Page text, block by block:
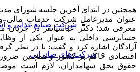
شرکت صنایع غذایی و
شرکت های صادراتی
همچنین در ابتدای آخرین جلسه شورای
عنوان مدیرعامل شرکت خدمات مالی و
معرفی شد؛ دکتر عباسیانفر در جریان
حسابرسی داخلی به عنوان یکی از
آزادگان اشاره کرد و گفت: با در نظر
اقتصادی حاکم بر کشور و همچنین
حقوق بحق سهامداران، لازم است